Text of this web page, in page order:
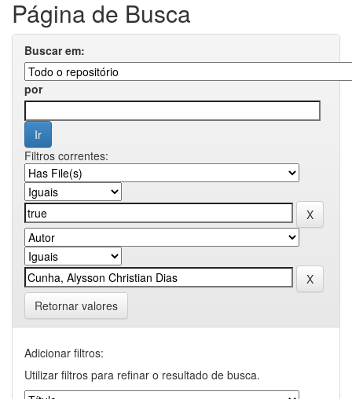
Página de Busca
Buscar em:
por
Filtros correntes:
Retornar valores
Adicionar filtros:
Utilizar filtros para refinar o resultado de busca.